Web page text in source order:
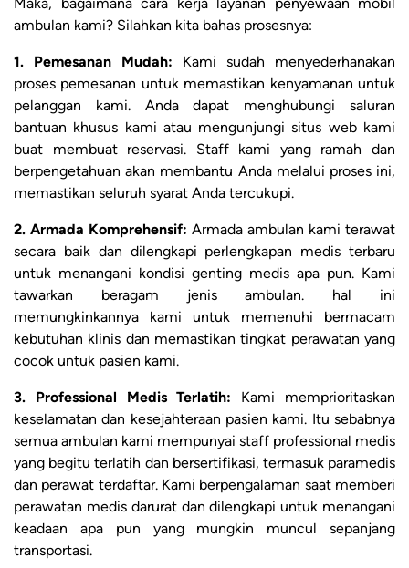
ambulan kami? Silahkan kita bahas prosesnya:
1. Pemesanan Mudah: Kami sudah menyederhanakan
proses pemesanan untuk memastikan kenyamanan untuk
pelanggan kami. Anda dapat menghubungi saluran
bantuan khusus kami atau mengunjungi situs web kami
buat membuat reservasi. Staff kami yang ramah dan
berpengetahuan akan membantu Anda melalui proses ini,
memastikan seluruh syarat Anda tercukupi.
2. Armada Komprehensif: Armada ambulan kami terawat
secara baik dan dilengkapi perlengkapan medis terbaru
untuk menangani kondisi genting medis apa pun. Kami
tawarkan beragam jenis ambulan. hal ini
memungkinkannya kami untuk memenuhi bermacam
kebutuhan klinis dan memastikan tingkat perawatan yang
cocok untuk pasien kami.
3. Professional Medis Terlatih: Kami memprioritaskan
keselamatan dan kesejahteraan pasien kami. Itu sebabnya
semua ambulan kami mempunyai staff professional medis
yang begitu terlatih dan bersertifikasi, termasuk paramedis
dan perawat terdaftar. Kami berpengalaman saat memberi
perawatan medis darurat dan dilengkapi untuk menangani
keadaan apa pun yang mungkin muncul sepanjang
transportasi.